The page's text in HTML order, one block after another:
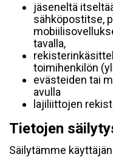
jäseneltä
sähköpostitse,
tavalla,
toimihenkilön
evästeiden tai
avulla
lajiliittojen
Tietojen
Säilytämme